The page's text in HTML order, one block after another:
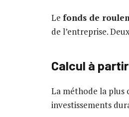
Le fonds de
de l’entreprise.
Calcul à
La méthode la plus
investissements